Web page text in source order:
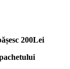
200Lei